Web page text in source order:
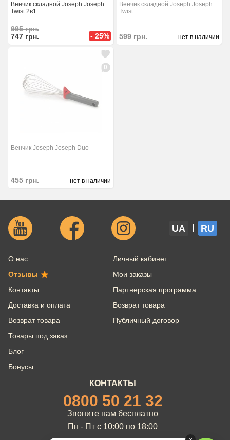
Венчик складной Joseph Joseph
Twist 2в1
995грн.
747 грн. - 25%
Венчик складной Joseph Joseph
Twist
599 грн. нет в наличии
0
Венчик Joseph Joseph Duo
455 грн. нет в наличии
UA RU
О нас
Отзывы
Контакты
Доставка и оплата
Возврат товара
Товары под заказ
Блог
Бонусы
Личный кабинет
Мои заказы
Партнерская программа
Возврат товара
Публичный договор
КОНТАКТЫ
0800 50 21 32
Звоните нам бесплатно
Пн - Пт с 10:00 по 18:00